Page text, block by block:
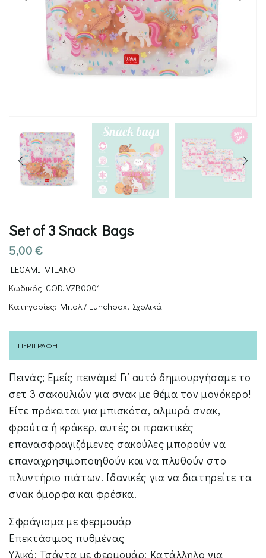
Set of 3 Snack Bags
5,00€
LEGAMI MILANO
Κωδικός: COD. VZB0001
Κατηγορίες: Μπολ / Lunchbox, Σχολικά
ΠΕΡΙΓΡΑΦΉ
Πεινάς; Εμείς πεινάμε! Γι’ αυτό δημιουργήσαμε το
σετ 3 σακουλιών για σνακ με θέμα τον μονόκερο!
Είτε πρόκειται για μπισκότα, αλμυρά σνακ,
φρούτα ή κράκερ, αυτές οι πρακτικές
επανασφραγιζόμενες σακούλες μπορούν να
επαναχρησιμοποιηθούν και να πλυθούν στο
πλυντήριο πιάτων. Ιδανικές για να διατηρείτε τα
σνακ όμορφα και φρέσκα.
Σφράγισμα με φερμουάρ
Επεκτάσιμος πυθμένας
Υλικό: Τσάντα με φερμουάρ: Κατάλληλο για